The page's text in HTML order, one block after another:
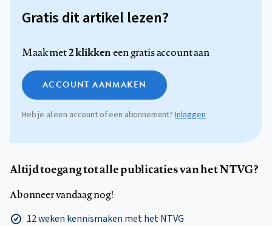
Gratis dit artikel lezen?
Maak met2 klikkeneen gratis account aan
ACCOUNT AANMAKEN
Heb je al een account of een abonnement? Inloggen
Altijd toegang tot alle publicaties van het NTVG?
Abonneer vandaag nog!
12 weken kennismaken met het NTVG